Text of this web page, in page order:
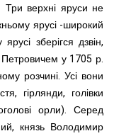
Три верхні яруси не
ярусі -широкий
зберігся дзвін,
у 1705 р.
розчині. Усі вони
гірлянди, голівки
орли). Серед
князь Володимир